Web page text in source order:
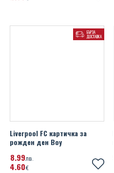
БЪРЗА
ДОСТАВКА
Liverpool FC картичка за
рожден ден Boy
8 99лв.
4 60€